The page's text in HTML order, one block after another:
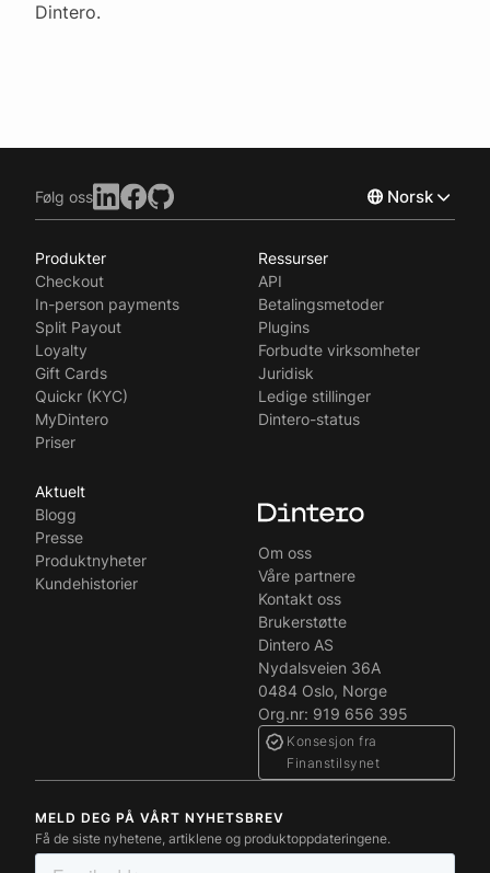
Dintero.
Følg oss Norsk
Svenska
Produkter
Checkout
In-person payments
Split Payout
Loyalty
Gift Cards
Quickr (KYC)
MyDintero
Priser
Ressurser
API
Betalingsmetoder
Plugins
Forbudte virksomheter
Juridisk
Ledige stillinger
Dintero-status
Aktuelt
Blogg
Presse
Produktnyheter
Kundehistorier
Om oss
Våre partnere
Kontakt oss
Brukerstøtte
Dintero AS
Nydalsveien 36A
0484 Oslo, Norge
Org.nr: 919 656 395
Konsesjon fra
Finanstilsynet
MELD DEG PÅ VÅRT NYHETSBREV
Få de siste nyhetene, artiklene og produktoppdateringene.